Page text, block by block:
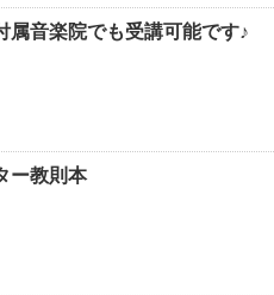
属音楽院でも受講可能です♪
ー教則本